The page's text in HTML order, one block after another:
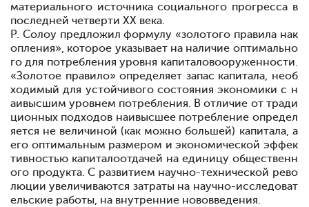
материального источника социального прогресса в
последней четверти XX века.
Р. Солоу предложил формулу «золотого правила нак
опления», которое указывает на наличие оптимально
го для потребления уровня капиталовооруженности.
«Золотое правило» определяет запас капитала, необ
ходимый для устойчивого состояния экономики с н
аивысшим уровнем потребления. В отличие от тради
ционных подходов наивысшее потребление определ
яется не величиной (как можно большей) капитала, а
его оптимальным размером и экономической эффек
тивностью капиталоотдачей на единицу общественн
ого продукта. С развитием научно-технической рево
люции увеличиваются затраты на научно-исследоват
ельские работы, на внутренние нововведения.